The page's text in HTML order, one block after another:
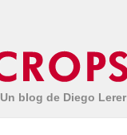
Un blog de Diego Lerer